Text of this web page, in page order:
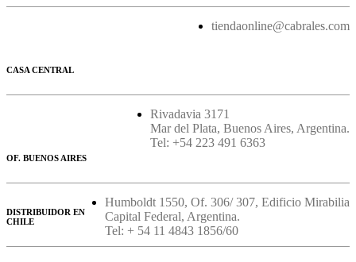
tiendaonline@cabrales.com
CASA CENTRAL
Rivadavia 3171
Mar del Plata, Buenos Aires, Argentina.
Tel: +54 223 491 6363
OF. BUENOS AIRES
Humboldt 1550, Of. 306/ 307, Edificio Mirabilia
Capital Federal, Argentina.
Tel: + 54 11 4843 1856/60
DISTRIBUIDOR EN
CHILE